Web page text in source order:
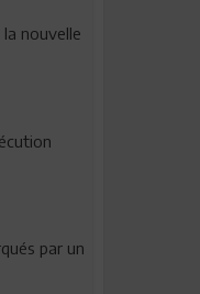
la nouvelle
par un